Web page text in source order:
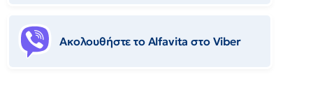
Ακολουθήστε το Αlfavita στο Viber